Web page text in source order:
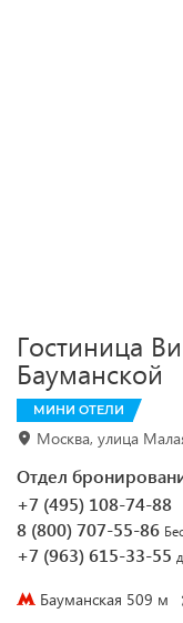
Гостиница
Бауманской
МИНИ ОТЕЛИ
Москва, улица
Отдел
+7 (495) 108-74-88
8 (800) 707-55-86
+7 (963) 615-33-55
Бауманская 509 м